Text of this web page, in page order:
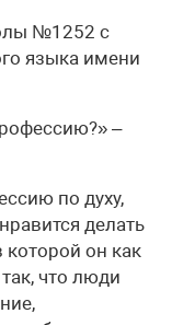
№1252 с
языка имени
–
по духу,
делать
которой он как
что люди